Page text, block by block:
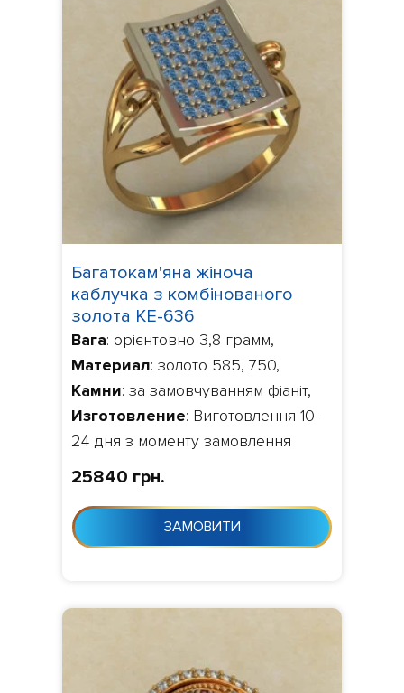
Багатокам'яна жіноча
каблучка з комбінованого
золота КЕ-636
Вага: орієнтовно 3,8 грамм,
Материал: золото 585, 750,
Камни: за замовчуванням фіаніт,
Изготовление: Виготовлення 10-
24 дня з моменту замовлення
25840 грн.
ЗАМОВИТИ